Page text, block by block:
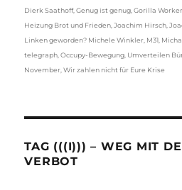
Dierk Saathoff,Genug ist genug ,Gorilla
Heizung Brot und Frieden ,Joachim Hirsch ,
Linken geworden? Michele Winkler M31
telegraph ,Occupy-Bewegung Umverteilen
November ,Wir zahlen nicht für Eure Krise
TAG (((I))) – WEG MIT
VERBOT